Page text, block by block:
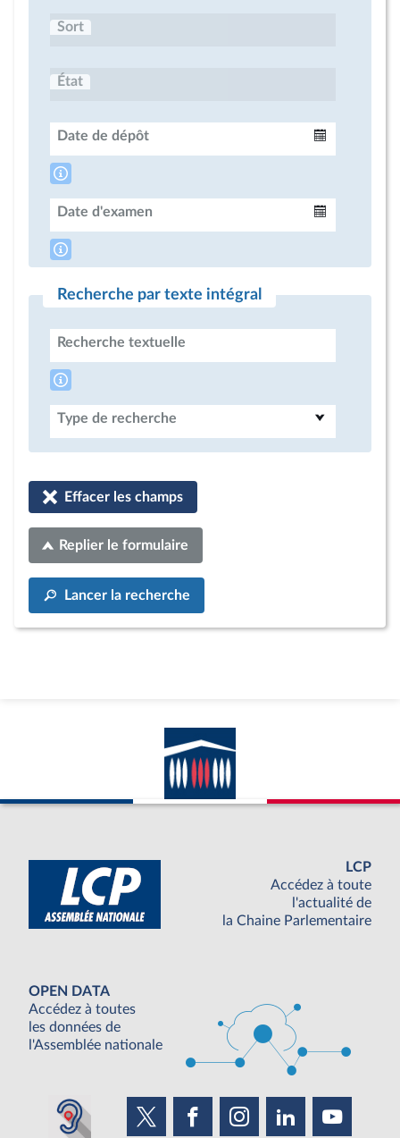
Sort
État
Date de dépôt
Date d'examen
Recherche par texte intégral
Recherche textuelle
Type de recherche
Effacer les champs
Replier le formulaire
Lancer la recherche
LCP
Accédez à toute
l'actualité de
la Chaine Parlementaire
OPEN DATA
Accédez à toutes
les données de
l'Assemblée nationale